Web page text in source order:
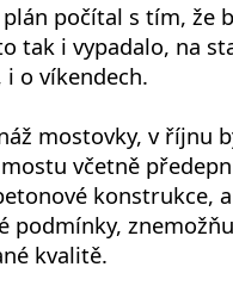
počítal s tím, že
tak i vypadalo, na
o víkendech.
mostovky, v říjnu
včetně
konstrukce,
podmínky,
kvalitě.